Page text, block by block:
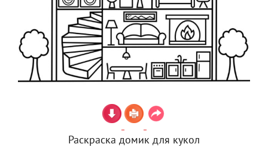
Раскраска домик для кукол